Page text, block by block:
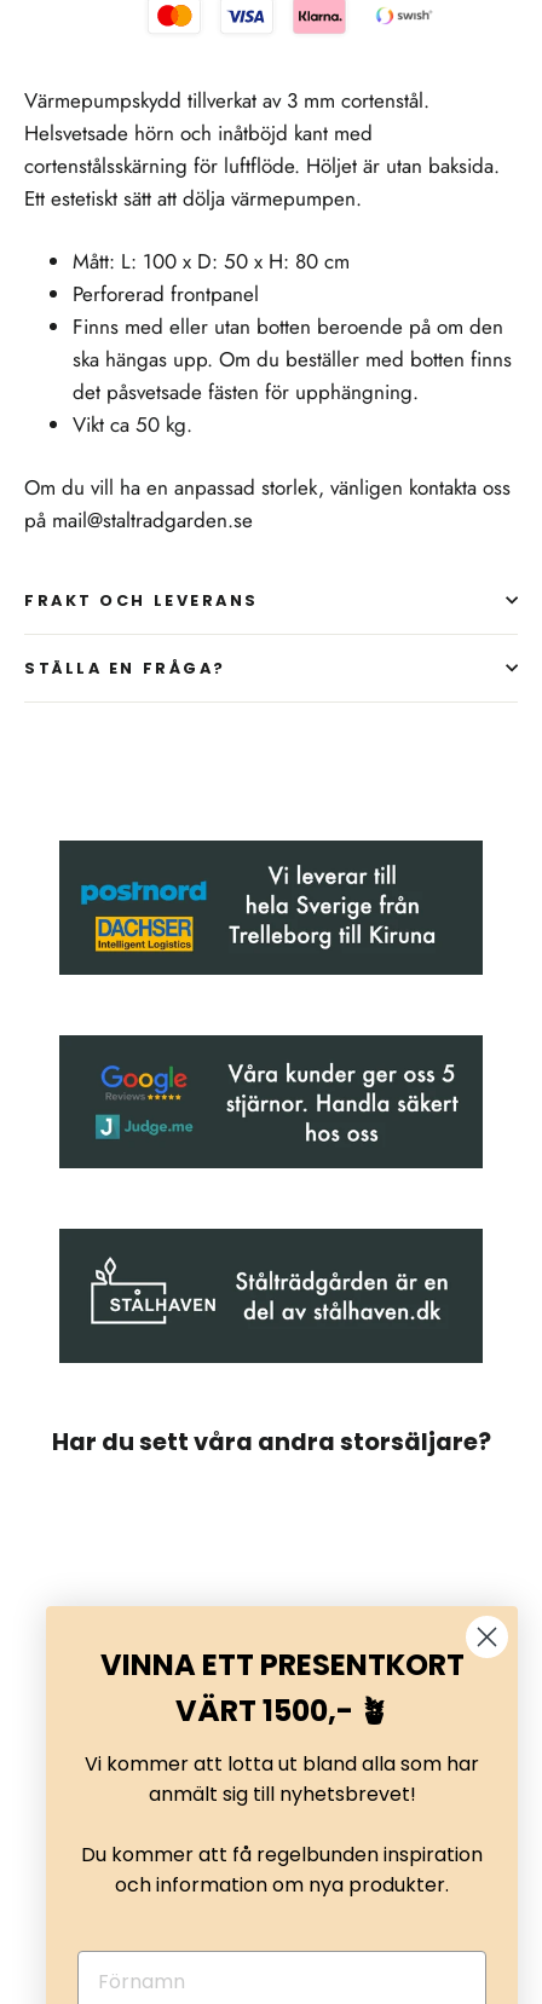
Värmepumpskydd tillverkat av 3 mm cortenstål.
Helsvetsade hörn och inåtböjd kant med
cortenstålsskärning för luftflöde. Höljet är utan baksida.
Ett estetiskt sätt att dölja värmepumpen.
Mått: L: 100 x D: 50 x H: 80 cm
Perforerad frontpanel
Finns med eller utan botten beroende på om den
ska hängas upp. Om du beställer med botten finns
det påsvetsade fästen för upphängning.
Vikt ca 50 kg.
Om du vill ha en anpassad storlek, vänligen kontakta oss
på mail@staltradgarden.se
FRAKT OCH LEVERANS
STÄLLA EN FRÅGA?
Har du sett våra andra storsäljare?
Värmepumpsskydd i cortenstål
6.999,95 kr
VINNA ETT PRESENTKORT
VÄRT 1500,- 🪴
Vi kommer att lotta ut bland alla som har
anmält sig till nyhetsbrevet!
Du kommer att få regelbunden inspiration
och information om nya produkter.